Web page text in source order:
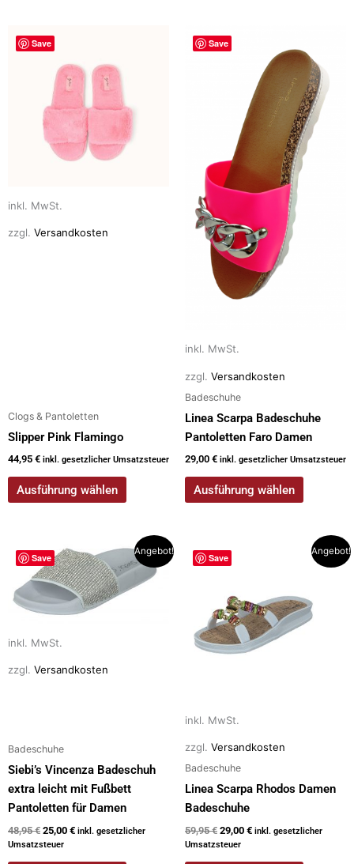
Save
inkl. MwSt.
zzgl. Versandkosten
Clogs & Pantoletten
Slipper Pink Flamingo
44,95 € inkl. gesetzlicher Umsatzsteuer
Ausführung wählen
Dieses
Produkt
Varianten
auf
Produktseite
Save
inkl. MwSt.
zzgl. Versandkosten
Badeschuhe
Linea Scarpa Badeschuhe
Pantoletten Faro Damen
29,00 € inkl. gesetzlicher Umsatzsteuer
Ausführung wählen
Dieses
Produkt
Optionen
können
auf
der
Produktseite
gewählt
werden
Save
Angebot!
inkl. MwSt.
zzgl. Versandkosten
Badeschuhe
Siebi’s Vincenza Badeschuh
extra leicht mit Fußbett
Pantoletten für Damen
48,95€
Ursprünglicher
Preis
war:
48,95 €
25,00 €
Preis
ist:
25,00 €.
inkl. gesetzlicher
Umsatzsteuer
Dieses
Produkt
weist
mehrere
auf.
Produktseite
gewählt
werden
Save
Angebot!
inkl. MwSt.
zzgl. Versandkosten
Badeschuhe
Linea Scarpa Rhodos Damen
Badeschuhe
59,95€
Preis
29,00 € inkl. gesetzlicher
Umsatzsteuer
Dieses
Produkt
mehrere
Varianten
auf.
auf
Produktseite
gewählt
werden